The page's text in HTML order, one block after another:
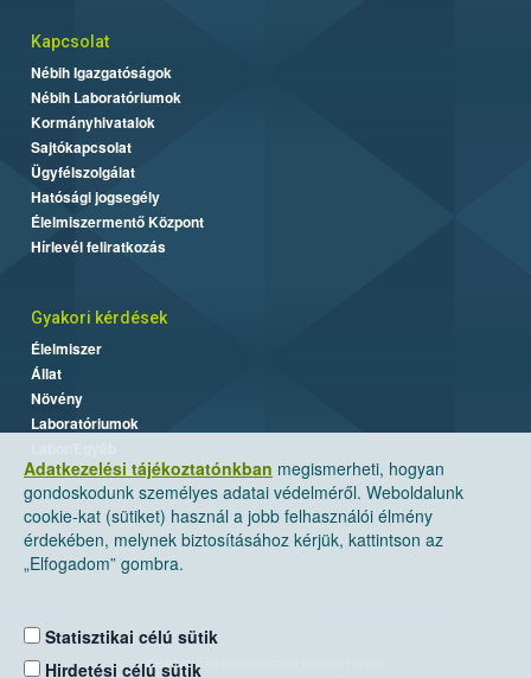
Adatkezelési tájékoztatónkban megismerheti, hogyan
gondoskodunk személyes adatai védelméről. Weboldalunk
cookie-kat (sütiket) használ a jobb felhasználói élmény
érdekében, melynek biztosításához kérjük, kattintson az
„Elfogadom” gombra.
Statisztikai célú sütik
Hirdetési célú sütik
Kapcsolat
Nébih Igazgatóságok
Nébih Laboratóriumok
Kormányhivatalok
Sajtókapcsolat
Ügyfélszolgálat
Hatósági jogsegély
Élelmiszermentő Központ
Hírlevél feliratkozás
Gyakori kérdések
Élelmiszer
Állat
Növény
Laboratóriumok
Nemzeti Élelmiszerlánc-biztonsági Hivatal